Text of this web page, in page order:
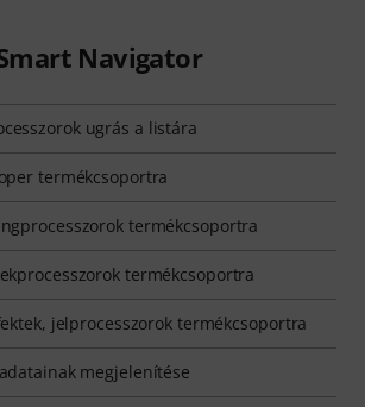
Navigator
ugrás a listára
termékcsoportra
termékcsoportra
termékcsoportra
jelprocesszorok termékcsoportra
megjelenítése